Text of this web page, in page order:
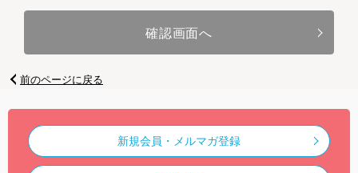
確認画面へ
前のページに戻る
新規会員・メルマガ登録